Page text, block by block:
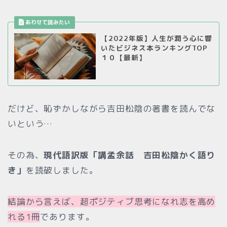
【2022年版】人生が潤う心に響
いたビジネス本ランキングTOP
１０【最新】
だけど、恥ずかしながら吉田松陰の著書を読んでな
いという…
その為、現代語訳版「講孟余話 吉田松陰かく語り
き」 を読破しました。
結論から言えば、超ポジティブ思考になれ志を高め
れる1冊であります。